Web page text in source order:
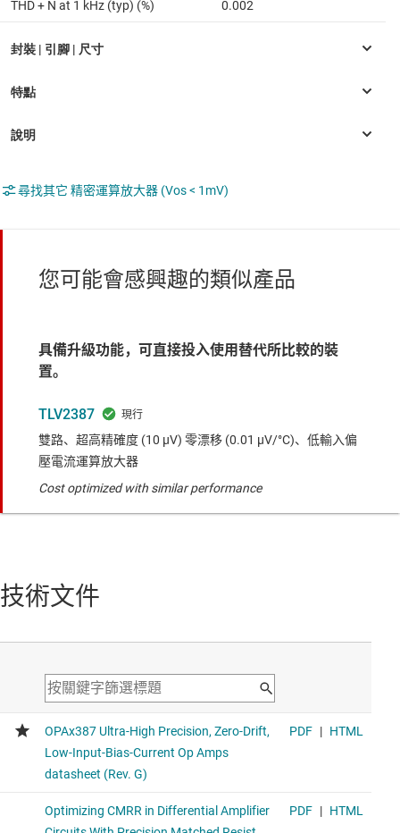
THD + N at 1 kHz (typ) (%) 0.002
尋找其它 精密運算放大器 (Vos < 1mV)
您可能會感興趣的類似產品
具備升級功能，可直接投入使用替代所比較的裝
置。
TLV2387
雙路、超高精確度 (10 μV) 零漂移 (0.01 μV/°C)、低輸入偏
壓電流運算放大器
Cost optimized with similar performance
技術文件